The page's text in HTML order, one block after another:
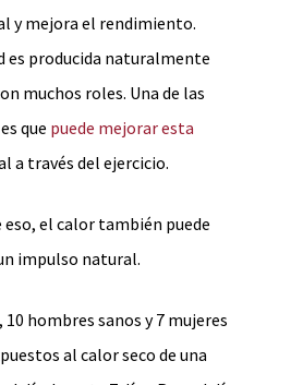
y mejora el rendimiento.
es producida naturalmente
muchos roles. Una de las
que puede mejorar esta
a través del ejercicio.
eso, el calor también puede
impulso natural.
, 10 hombres sanos y 7 mujeres
al calor seco de una